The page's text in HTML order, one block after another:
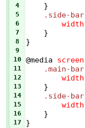
4
    }
5 .side-bar
6 width
7
    }
8 }
9
10
@media screen
11 .main-bar
12 width
13
    }
14 .side-bar
15 width
16
    }
17 }